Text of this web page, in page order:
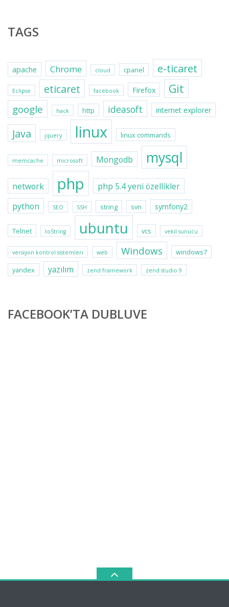
TAGS
apache Chrome cloud cpanel e-ticaret
Eclipse eticaret facebook Firefox Git
google hack http ideasoft internet explorer
Java jquery linux linux commands
memcache microsoft Mongodb mysql
network php
php 5.4 yeni özellikler
python
SEO SSH string svn symfony2
Telnet toString ubuntu vcs vekil sunucu
versiyon kontrol sistemleri web Windows
windows7
yandex
yazılım zend framework zend studio 9
FACEBOOK’TA DUBLUVE